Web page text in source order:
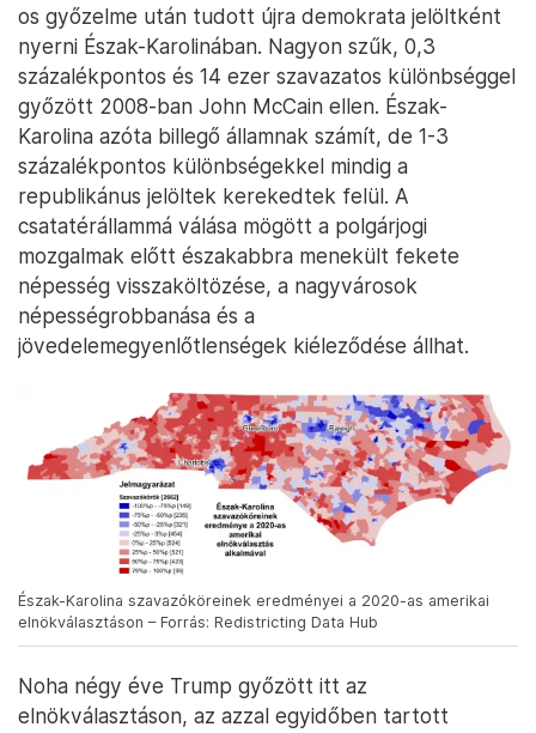
os győzelme után tudott újra demokrata jelöltként
nyerni Észak-Karolinában. Nagyon szűk, 0,3
százalékpontos és 14 ezer szavazatos különbséggel
győzött 2008-ban John McCain ellen. Észak-
Karolina azóta billegő államnak számít, de 1-3
százalékpontos különbségekkel mindig a
republikánus jelöltek kerekedtek felül. A
csatatérállammá válása mögött a polgárjogi
mozgalmak előtt északabbra menekült fekete
népesség visszaköltözése, a nagyvárosok
népességrobbanása és a
jövedelemegyenlőtlenségek kiéleződése állhat.
Észak-Karolina szavazóköreinek eredményei a 2020-as amerikai
elnökválasztáson – Forrás: Redistricting Data Hub
Noha négy éve Trump győzött itt az
elnökválasztáson, az azzal egyidőben tartott